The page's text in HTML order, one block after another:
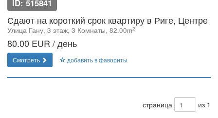
ID: 515841
Сдают на короткий срок квартиру в Риге, Центре
Улица Гану, 3 этаж, 3 Комнаты, 82.00m2
80.00 EUR / день
Смотреть добавить в фавориты
страница из 1